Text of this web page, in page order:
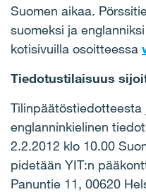
Suomen aikaa.
suomeksi ja
kotisivuilla osoitteessa
Tiedotustilaisuus
Tilinpäätöstiedotteesta
englanninkielinen
2.2.2012 klo 10.00
pidetään YIT:n
Panuntie 11, 00620